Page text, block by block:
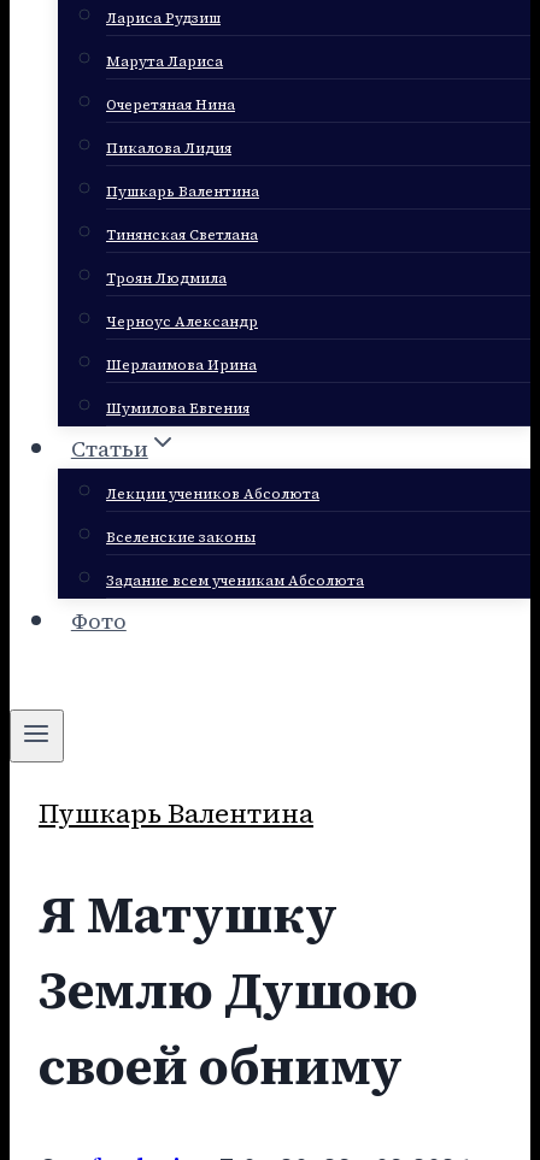
Лариса Рудзиш
Марута Лариса
Очеретяная Нина
Пикалова Лидия
Пушкарь Валентина
Тинянская Светлана
Троян Людмила
Черноус Александр
Шерлаимова Ирина
Шумилова Евгения
Статьи
Лекции учеников Абсолюта
Вселенские законы
Задание всем ученикам Абсолюта
Фото
Пушкарь Валентина
Я Матушку
Землю Душою
своей обниму